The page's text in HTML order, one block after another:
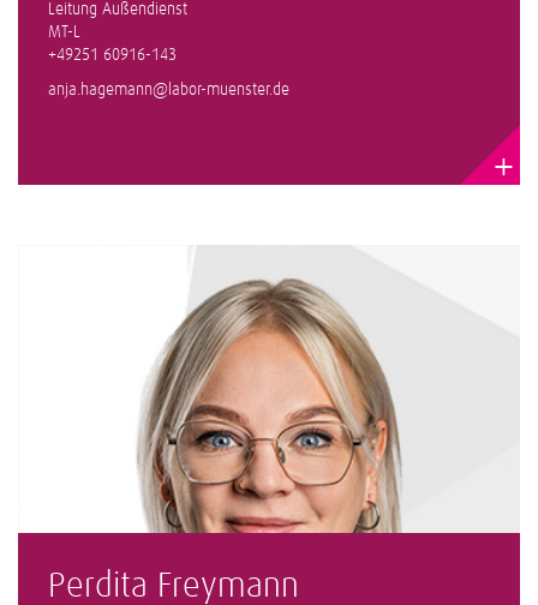
Leitung Außendienst
MT-L
+49251 60916-143
anja.hagemann@labor-muenster.de
+
Perdita Freymann